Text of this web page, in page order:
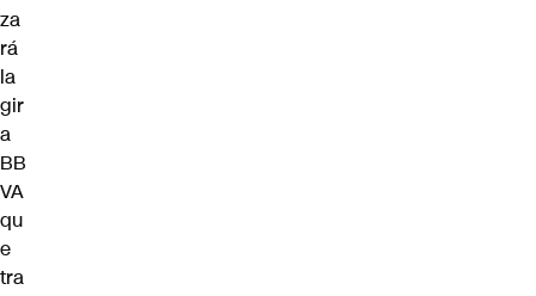
za
rá
la
gir
a
BB
VA
qu
e
tra